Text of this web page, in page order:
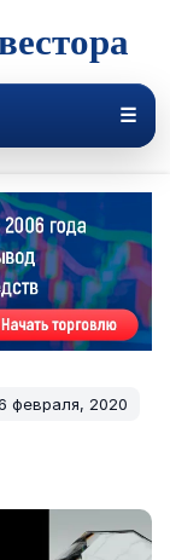
☰
февраля, 2020